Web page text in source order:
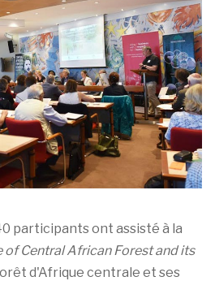
participants ont assisté à la
of Central African Forest and its
d'Afrique centrale et ses